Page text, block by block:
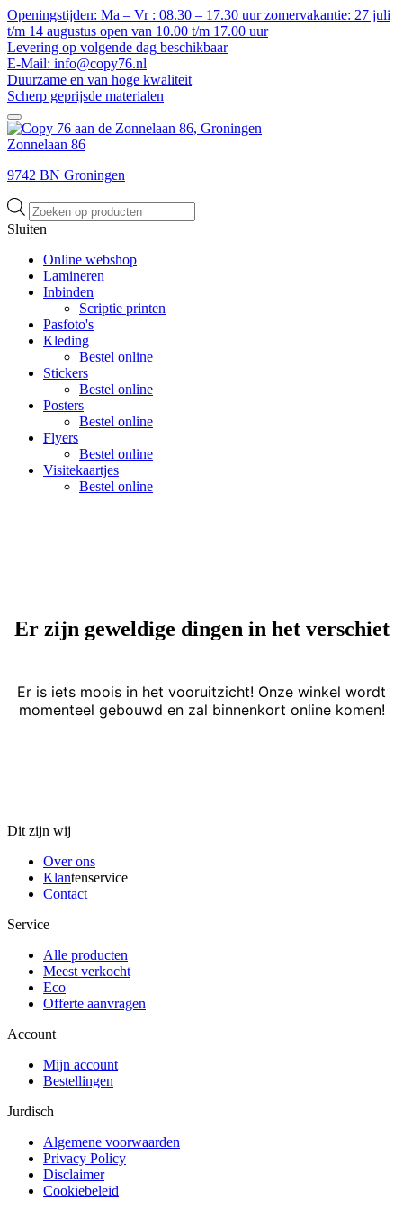
Openingstijden: Ma – Vr : 08.30 – 17.30 uur zomervakantie: 27 juli
t/m 14 augustus open van 10.00 t/m 17.00 uur
Levering op volgende dag beschikbaar
E-Mail: info@copy76.nl
Duurzame en van hoge kwaliteit
Scherp geprijsde materialen
Zonnelaan 86
9742 BN Groningen
Producten
zoeken
Sluiten
Online webshop
Lamineren
Inbinden
Scriptie printen
Pasfoto's
Kleding
Bestel online
Stickers
Bestel online
Posters
Bestel online
Flyers
Bestel online
Visitekaartjes
Bestel online
Er zijn geweldige dingen in het verschiet
Er is iets moois in het vooruitzicht! Onze winkel wordt
momenteel gebouwd en zal binnenkort online komen!
Dit zijn wij
Over ons
Klantenservice
Contact
Service
Alle producten
Meest verkocht
Eco
Offerte aanvragen
Account
Mijn account
Bestellingen
Jurdisch
Algemene voorwaarden
Privacy Policy
Disclaimer
Cookiebeleid